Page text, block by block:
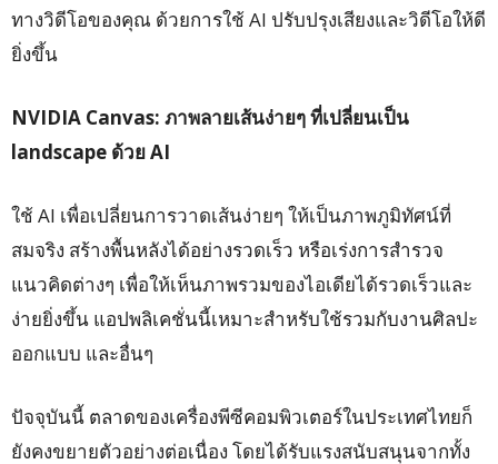
ทางวิดีโอของคุณ ด้วยการใช้ AI ปรับปรุงเสียงและวิดีโอให้ดี
ยิ่งขึ้น
NVIDIA Canvas: ภาพลายเส้นง่ายๆ ที่เปลี่ยนเป็น
landscape ด้วยAI
ใช้ AI เพื่อเปลี่ยนการวาดเส้นง่ายๆ ให้เป็นภาพภูมิทัศน์ที่
สมจริง สร้างพื้นหลังได้อย่างรวดเร็ว หรือเร่งการสำรวจ
แนวคิดต่างๆ เพื่อให้เห็นภาพรวมของไอเดียได้รวดเร็วและ
ง่ายยิ่งขึ้น แอปพลิเคชั่นนี้เหมาะสำหรับใช้รวมกับงานศิลปะ
ออกแบบ และอื่นๆ
ปัจจุบันนี้ ตลาดของเครื่องพีซีคอมพิวเตอร์ในประเทศไทยก็
ยังคงขยายตัวอย่างต่อเนื่อง โดยได้รับแรงสนับสนุนจากทั้ง